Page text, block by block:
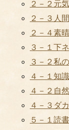
２－２元
２－３人
２－４素
３－１下
３－２私
４－１知
４－２自
４－３ダ
５－１読